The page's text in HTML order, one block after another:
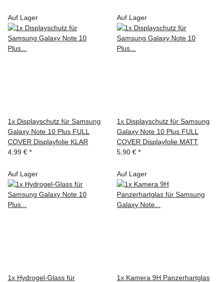
Auf Lager
1x Displayschutz für Samsung
Galaxy Note 10 Plus FULL
COVER Displayfolie KLAR
4,99 € *
Auf Lager
1x Displayschutz für Samsung
Galaxy Note 10 Plus FULL
COVER Displayfolie MATT
5,90 € *
Auf Lager
1x Hydrogel-Glass für
Auf Lager
1x Kamera 9H Panzerhartglas